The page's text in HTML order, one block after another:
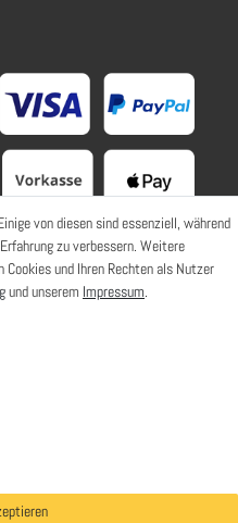
von diesen sind essenziell, während
zu verbessern. Weitere
und Ihren Rechten als Nutzer
und unserem Impressum.